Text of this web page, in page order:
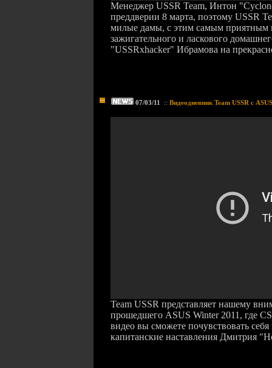
Менеджер USSR Team, Интон
преддверии 8 марта, поэтому USSR
милые дамы, с этим самым приятным
зажигательного и ласкового
"USSRxhacker" Ибрамова на
07/03/11 :: Видеодневник Team USSR с
Team USSR представляет нашему
прошедшего ASUS Winter 2011, где
видео вы сможете почувствовать
капитанские наставления Дмитрия